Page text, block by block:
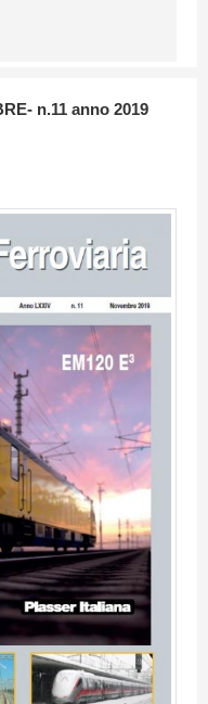
n.11 anno 2019